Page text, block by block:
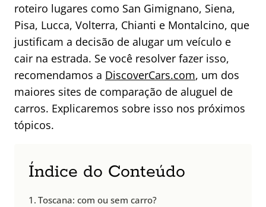
roteiro lugares como San Gimignano, Siena,
Pisa, Lucca, Volterra, Chianti e Montalcino, que
justificam a decisão de alugar um veículo e
cair na estrada. Se você resolver fazer isso,
recomendamos a DiscoverCars.com, um dos
maiores sites de comparação de aluguel de
carros. Explicaremos sobre isso nos próximos
tópicos.
Índice do Conteúdo
Toscana: com ou sem carro?